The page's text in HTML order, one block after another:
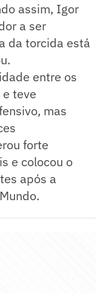
assim, Igor
a ser
da torcida está
entre os
teve
mas
forte
e colocou o
após a